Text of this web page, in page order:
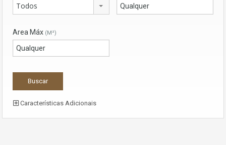
Todos
Area Máx (M²)
Características Adicionais